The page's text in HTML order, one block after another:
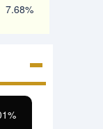
7.68%